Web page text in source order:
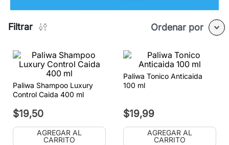
Filtrar Ordenar por
Paliwa Shampoo Luxury
Control Caida 400 ml
$19,50
AGREGAR AL
CARRITO
Paliwa Tonico Anticaida
100 ml
$19,99
AGREGAR AL
CARRITO